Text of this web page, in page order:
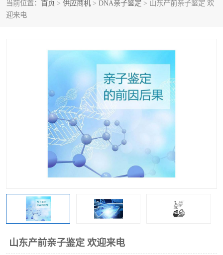
当前位置： 首页 > 供应商机 > DNA亲子鉴定 > 山东产前亲子鉴定 欢
迎来电
山东产前亲子鉴定 欢迎来电